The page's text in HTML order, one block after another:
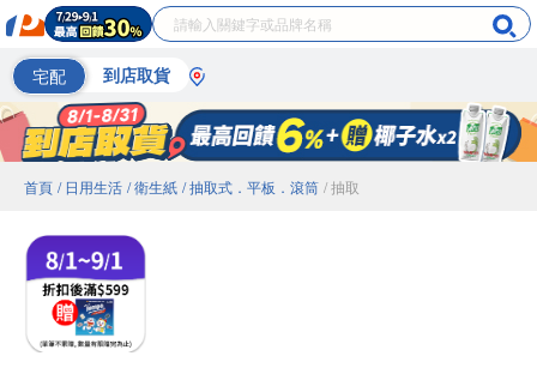
宅配 到店取貨
首頁 / 日用生活 / 衛生紙 / 抽取式．平板．滾筒 / 抽取